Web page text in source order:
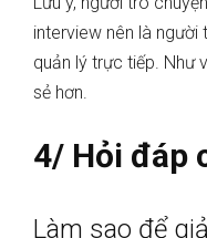
interview nên là người
quản lý trực tiếp. Như
sẻ hơn.
4/ Hỏi đáp
Làm sao để